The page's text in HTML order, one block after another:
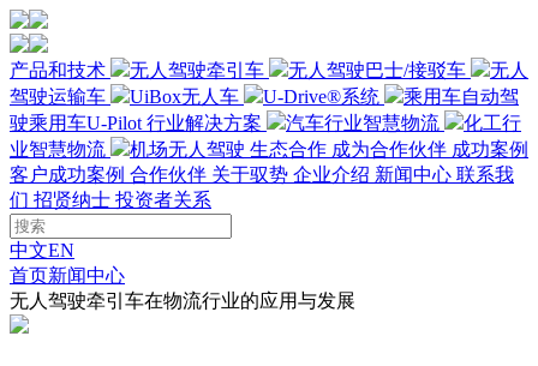
产品和技术 无人驾驶牵引车 无人驾驶巴士/接驳车
无人
驾驶运输车
UiBox无人车 U-Drive®系统
乘用车自动驾
驶乘用车U-Pilot 行业解决方案 汽车行业智慧物流
化工行
业智慧物流
机场无人驾驶 生态合作 成为合作伙伴 成功案例
客户成功案例 合作伙伴 关于驭势 企业介绍 新闻中心 联系我
们 招贤纳士 投资者关系
中文EN
首页新闻中心
无人驾驶牵引车在物流行业的应用与发展